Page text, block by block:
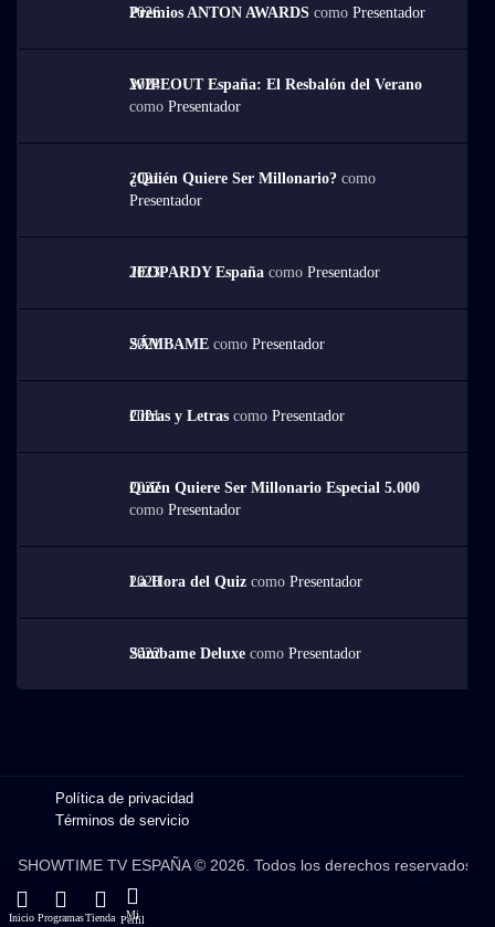
2026
Premios ANTON AWARDS como Presentador
2024
WIPEOUT España: El Resbalón del Verano
como Presentador
2021
¿Quién Quiere Ser Millonario? como
Presentador
2023
JEOPARDY España como Presentador
2021
SÁMBAME como Presentador
2021
Cifras y Letras como Presentador
2022
Quién Quiere Ser Millonario Especial 5.000
como Presentador
2020
La Hora del Quiz como Presentador
2022
Sámbame Deluxe como Presentador
Política de privacidad
Términos de servicio
SHOWTIME TV ESPAÑA © 2026. Todos los derechos reservados.
Inicio ProgramasTienda Mi
Perfil